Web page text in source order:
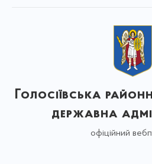
Голосіївська
державна
офіційний